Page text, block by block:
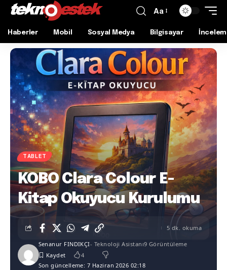
Aa
Haberler Mobil Sosyal Medya Bilgisayar
TABLET
KOBO Clara Colour E-
Kitap Okuyucu Kurulumu
Son güncelleme: 7 Haziran 2026 02:18
Senanur FINDIKÇI- Teknoloji Asistanı9 Görüntüleme
4
5 dk. okuma